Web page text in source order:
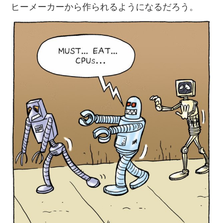
ヒーメーカーから作られるようになるだろう。